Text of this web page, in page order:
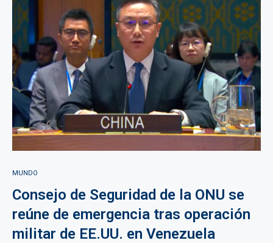
MUNDO
Consejo de Seguridad de la ONU se
reúne de emergencia tras operación
militar de EE.UU. en Venezuela